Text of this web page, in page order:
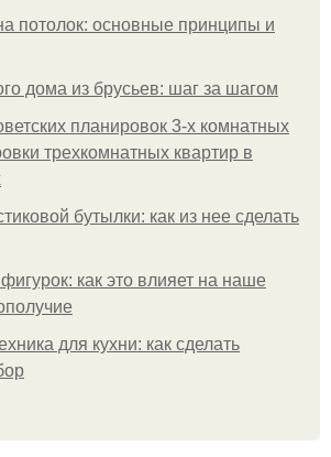
потолок: основные принципы и
дома из брусьев: шаг за шагом
планировок 3-х комнатных
трехкомнатных квартир в
бутылки: как из нее сделать
как это влияет на наше
для кухни: как сделать